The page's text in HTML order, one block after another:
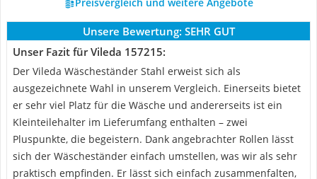
Unsere Bewertung: SEHR GUT
Unser Fazit für Vileda 157215:
Der Vileda Wäscheständer Stahl erweist sich als
ausgezeichnete Wahl in unserem Vergleich. Einerseits bietet
er sehr viel Platz für die Wäsche und andererseits ist ein
Kleinteilehalter im Lieferumfang enthalten – zwei
Pluspunkte, die begeistern. Dank angebrachter Rollen lässt
sich der Wäscheständer einfach umstellen, was wir als sehr
praktisch empfinden. Er lässt sich einfach zusammenfalten,